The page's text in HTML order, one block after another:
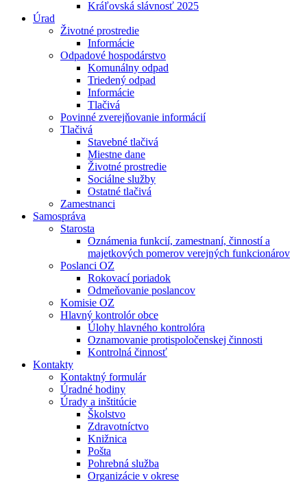
Kráľovská slávnosť 2025
Úrad
Životné prostredie
Informácie
Odpadové hospodárstvo
Komunálny odpad
Triedený odpad
Informácie
Tlačivá
Povinné zverejňovanie informácií
Tlačivá
Stavebné tlačivá
Miestne dane
Životné prostredie
Sociálne služby
Ostatné tlačivá
Zamestnanci
Samospráva
Starosta
Oznámenia funkcií, zamestnaní, činností a
majetkových pomerov verejných funkcionárov
Poslanci OZ
Rokovací poriadok
Odmeňovanie poslancov
Komisie OZ
Hlavný kontrolór obce
Úlohy hlavného kontrolóra
Oznamovanie protispoločenskej činnosti
Kontrolná činnosť
Kontakty
Kontaktný formulár
Úradné hodiny
Úrady a inštitúcie
Školstvo
Zdravotníctvo
Knižnica
Pošta
Pohrebná služba
Organizácie v okrese